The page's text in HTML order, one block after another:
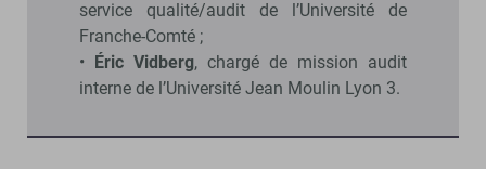
service qualité/audit de l’Université de
Franche-Comté ;
• Éric Vidberg, chargé de mission audit
interne de l’Université Jean Moulin Lyon 3.